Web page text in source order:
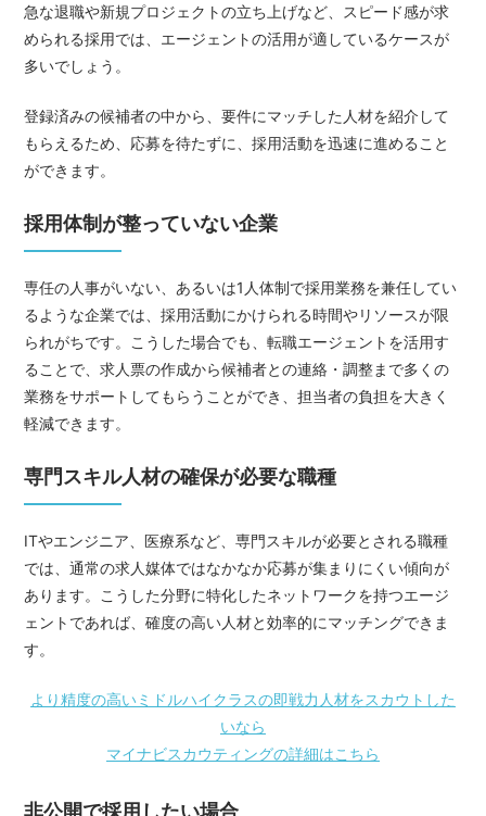
急な退職や新規プロジェクトの立ち上げなど、スピード感が求
められる採用では、エージェントの活用が適しているケースが
多いでしょう。
登録済みの候補者の中から、要件にマッチした人材を紹介して
もらえるため、応募を待たずに、採用活動を迅速に進めること
ができます。
採用体制が整っていない企業
専任の人事がいない、あるいは1人体制で採用業務を兼任してい
るような企業では、採用活動にかけられる時間やリソースが限
られがちです。こうした場合でも、転職エージェントを活用す
ることで、求人票の作成から候補者との連絡・調整まで多くの
業務をサポートしてもらうことができ、担当者の負担を大きく
軽減できます。
専門スキル人材の確保が必要な職種
ITやエンジニア、医療系など、専門スキルが必要とされる職種
では、通常の求人媒体ではなかなか応募が集まりにくい傾向が
あります。こうした分野に特化したネットワークを持つエージ
ェントであれば、確度の高い人材と効率的にマッチングできま
す。
より精度の高いミドルハイクラスの即戦力人材をスカウトした
いなら
マイナビスカウティングの詳細はこちら
非公開で採用したい場合